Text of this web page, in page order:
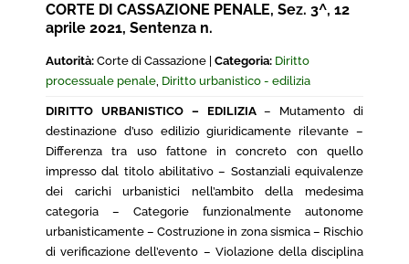
CORTE DI CASSAZIONE PENALE, Sez. 3^, 12
aprile 2021, Sentenza n.
Autorità: Corte di Cassazione | Categoria: Diritto
processuale penale, Diritto urbanistico - edilizia
DIRITTO URBANISTICO – EDILIZIA– Mutamento di
destinazione d’uso edilizio giuridicamente rilevante –
Differenza tra uso fattone in concreto con quello
impresso dal titolo abilitativo – Sostanziali equivalenze
dei carichi urbanistici nell’ambito della medesima
categoria – Categorie funzionalmente autonome
urbanisticamente – Costruzione in zona sismica – Rischio
di verificazione dell’evento – Violazione della disciplina